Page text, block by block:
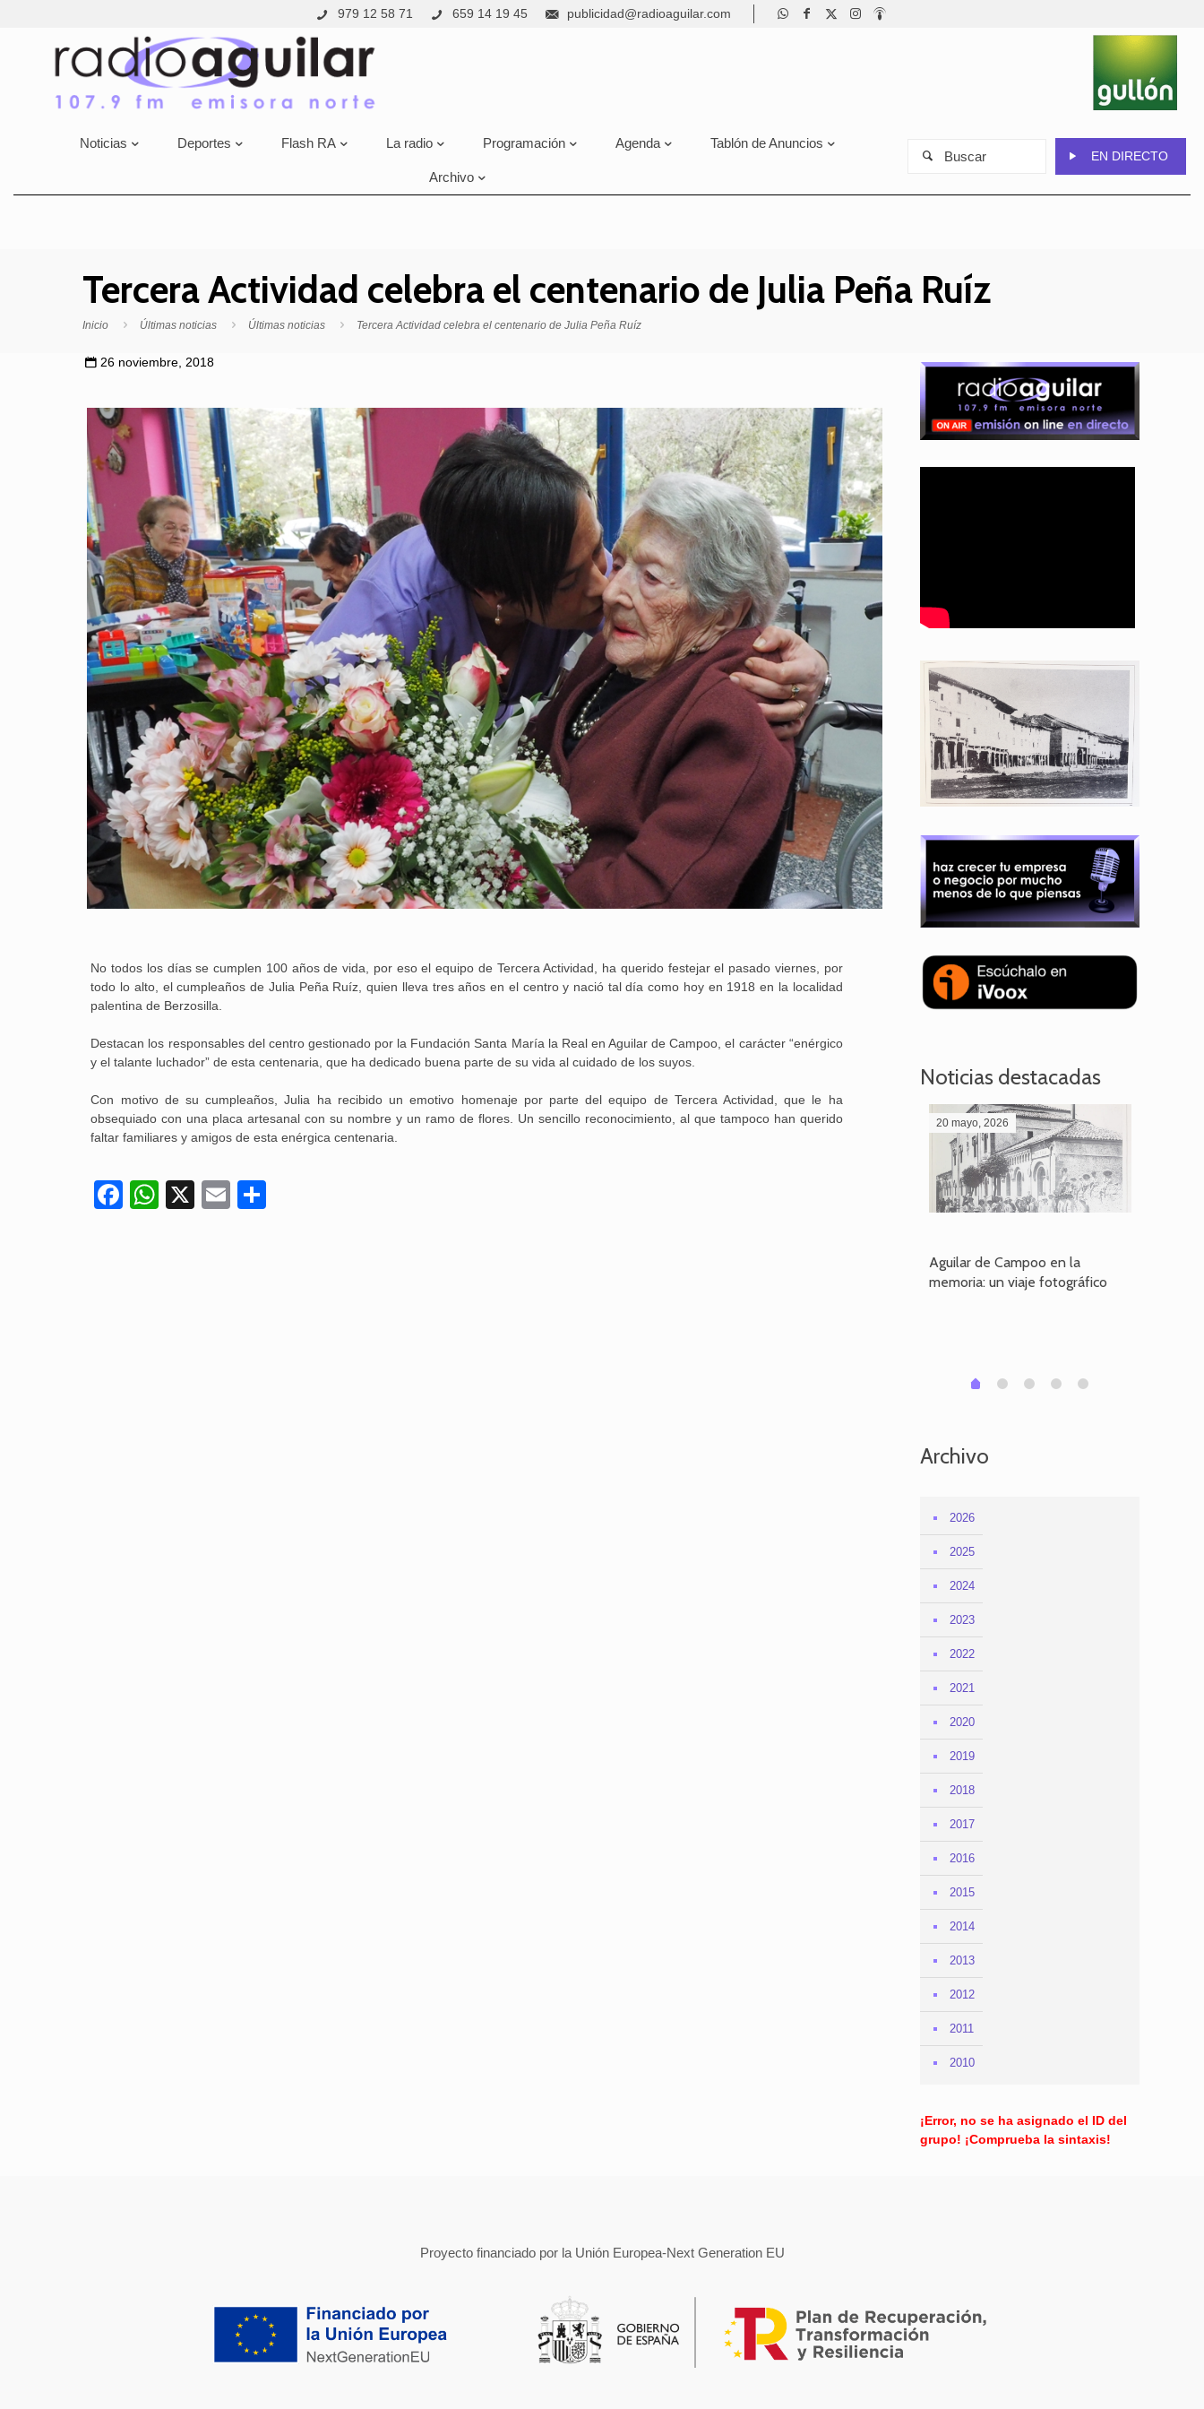
979 12 58 71 659 14 19 45 publicidad@radioaguilar.com
Noticias Deportes Flash RA La radio Programación Agenda Tablón de Anuncios
Archivo
EN DIRECTO
Tercera Actividad celebra el centenario de Julia Peña Ruíz
Inicio Últimas noticias Últimas noticias Tercera Actividad celebra el centenario de Julia Peña Ruíz
26 noviembre, 2018
No todos los días se cumplen 100 años de vida, por eso el equipo de Tercera Actividad, ha querido festejar el pasado viernes, por
todo lo alto, el cumpleaños de Julia Peña Ruíz, quien lleva tres años en el centro y nació tal día como hoy en 1918 en la localidad
palentina de Berzosilla.
Destacan los responsables del centro gestionado por la Fundación Santa María la Real en Aguilar de Campoo, el carácter “enérgico
y el talante luchador” de esta centenaria, que ha dedicado buena parte de su vida al cuidado de los suyos.
Con motivo de su cumpleaños, Julia ha recibido un emotivo homenaje por parte del equipo de Tercera Actividad, que le ha
obsequiado con una placa artesanal con su nombre y un ramo de flores. Un sencillo reconocimiento, al que tampoco han querido
faltar familiares y amigos de esta enérgica centenaria.
Facebook
WhatsApp
X Email
Noticias destacadas
25 febrero, 2026 20 mayo, 2026
Aguilar de Campoo en la
memoria: un viaje fotográfico
0 1 2 3 4
Archivo
2026
2025
2024
2023
2022
2021
2020
2019
2018
2017
2016
2015
2014
2013
2012
2011
2010
¡Error, no se ha asignado el ID del
grupo! ¡Comprueba la sintaxis!
Proyecto financiado por la Unión Europea-Next Generation EU